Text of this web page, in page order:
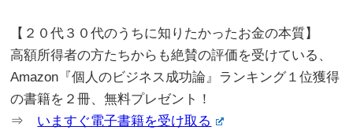
【２０代３０代のうちに知りたかったお金の本質】
高額所得者の方たちからも絶賛の評価を受けている、
Amazon『個人のビジネス成功論』ランキング１位獲得
の書籍を２冊、無料プレゼント！
⇒ いますぐ電子書籍を受け取る